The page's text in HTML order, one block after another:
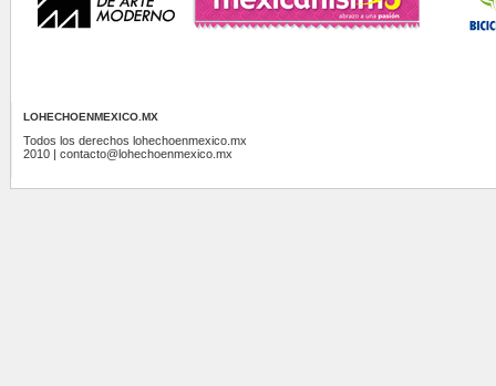
LOHECHOENMEXICO.MX
Todos los derechos lohechoenmexico.mx
2010 | contacto@lohechoenmexico.mx